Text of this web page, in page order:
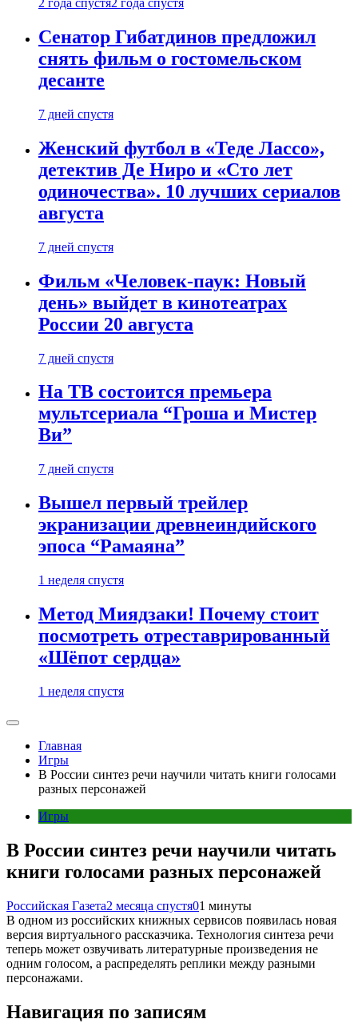
2 года спустя2 года спустя
Сенатор Гибатдинов предложил
снять фильм о гостомельском
десанте
7 дней спустя
Женский футбол в «Теде Лассо»,
детектив Де Ниро и «Сто лет
одиночества». 10 лучших сериалов
августа
7 дней спустя
Фильм «Человек-паук: Новый
день» выйдет в кинотеатрах
России 20 августа
7 дней спустя
На ТВ состоится премьера
мультсериала “Гроша и Мистер
Ви”
7 дней спустя
Вышел первый трейлер
экранизации древнеиндийского
эпоса “Рамаяна”
1 неделя спустя
Метод Миядзаки! Почему стоит
посмотреть отреставрированный
«Шёпот сердца»
1 неделя спустя
Главная
Игры
В России синтез речи научили читать книги голосами
разных персонажей
Игры
В России синтез речи научили читать
книги голосами разных персонажей
Российская Газета2 месяца спустя01 минуты
В одном из российских книжных сервисов появилась новая
версия виртуального рассказчика. Технология синтеза речи
теперь может озвучивать литературные произведения не
одним голосом, а распределять реплики между разными
персонажами.
Навигация по записям